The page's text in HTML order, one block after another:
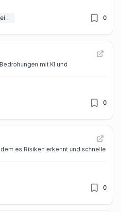
KI-Sicherheit & Guardrails 0
mit KI und
0
es Risiken erkennt und schnelle
0